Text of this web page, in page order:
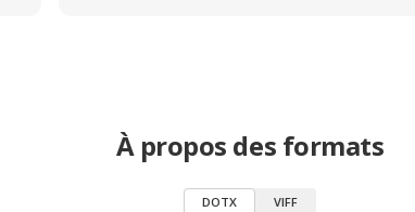
À propos des formats
DOTX VIFF